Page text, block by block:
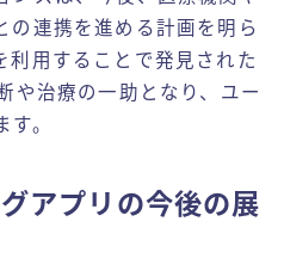
の連携を進める計画を明ら
利用することで発見された
や治療の一助となり、ユー
。
アプリの今後の展